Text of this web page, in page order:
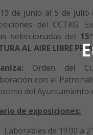
de junio al 5 de julio
del CCTKG.
seleccionadas del
AL AIRE LIBRE
Orden del
con el
del Ayuntamiento
de exposiciones:
Laborables de 19:00 a